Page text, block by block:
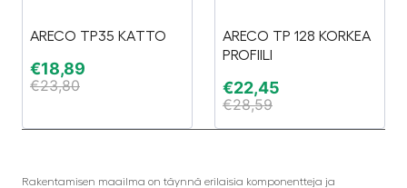
ARECO TP35 KATTO
€18,89
€23,80
ARECO TP 128 KORKEA
PROFIILI
€22,45
€28,59
Rakentamisen maailma on täynnä erilaisia komponentteja ja